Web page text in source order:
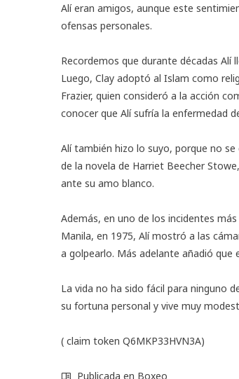
Alí eran amigos, aunque este
ofensas personales.
Recordemos que durante décadas Alí
Luego, Clay adoptó al Islam como
Frazier, quien consideró a la acción
conocer que Alí sufría la enfermedad
Alí también hizo lo suyo, porque no
de la novela de Harriet Beecher
ante su amo blanco.
Además, en uno de los incidentes
Manila, en 1975, Alí mostró a las
a golpearlo. Más adelante añadió que
La vida no ha sido fácil para ninguno
su fortuna personal y vive muy
( claim token Q6MKP33HVN3A)
Publicada en Boxeo